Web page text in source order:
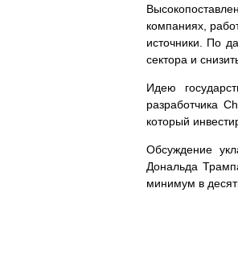
компаниях,
источники. По
сектора и
Идею
разработчика
который
Обсуждение
Дональда
минимум в